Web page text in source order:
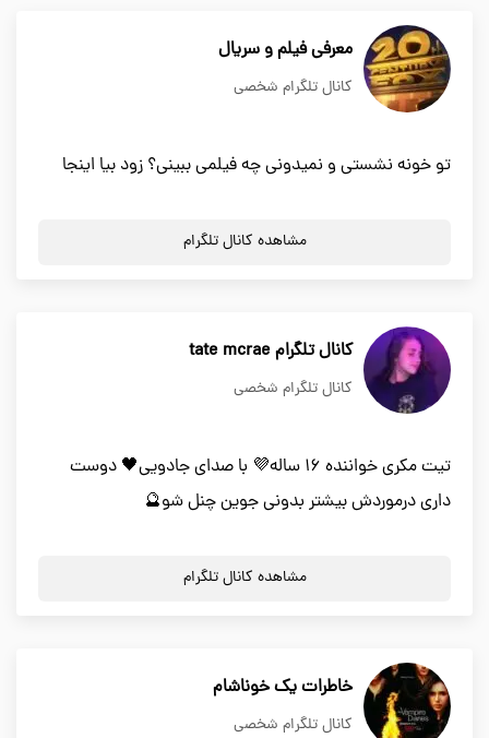
معرفی فیلم و سریال
کانال تلگرام شخصی
تو خونه نشستی و نمیدونی چه فیلمی ببینی؟ زود بیا اینجا
مشاهده کانال تلگرام
کانال تلگرام tate mcrae
کانال تلگرام شخصی
تیت مکری خواننده 16 ساله💜 با صدای جادویی🖤 دوست
داری درموردش بیشتر بدونی جوین چنل شو🔮
مشاهده کانال تلگرام
خاطرات یک خوناشام
کانال تلگرام شخصی